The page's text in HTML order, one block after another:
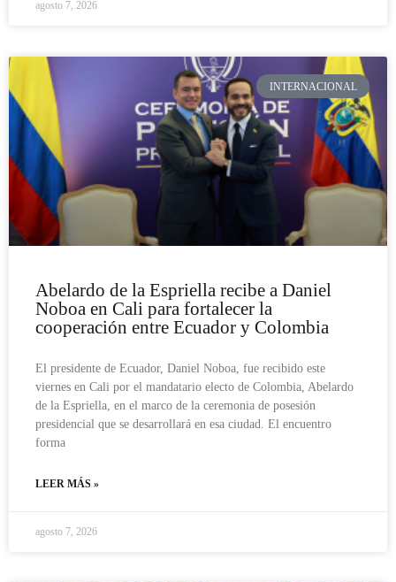
agosto 7, 2026
INTERNACIONAL
Abelardo de la Espriella recibe a Daniel
Noboa en Cali para fortalecer la
cooperación entre Ecuador y Colombia
El presidente de Ecuador, Daniel Noboa, fue recibido este
viernes en Cali por el mandatario electo de Colombia, Abelardo
de la Espriella, en el marco de la ceremonia de posesión
presidencial que se desarrollará en esa ciudad. El encuentro
forma
LEER MÁS »
agosto 7, 2026